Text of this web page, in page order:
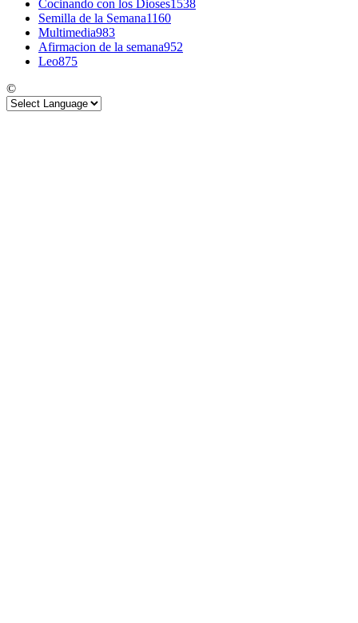
Cocinando con los Dioses1538
Semilla de la Semana1160
Multimedia983
Afirmacion de la semana952
Leo875
©